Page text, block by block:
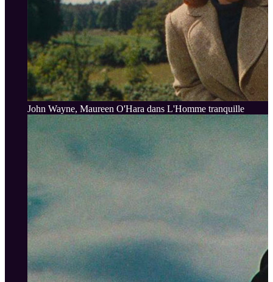
John Wayne, Maureen O'Hara dans L'Homme tranquille